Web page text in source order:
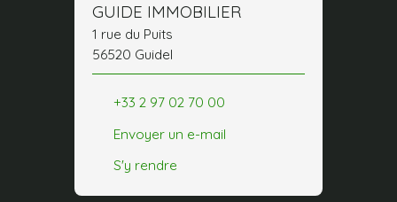
GUIDE IMMOBILIER
1 rue du Puits
56520 Guidel
+33 2 97 02 70 00
Envoyer un e-mail
S'y rendre